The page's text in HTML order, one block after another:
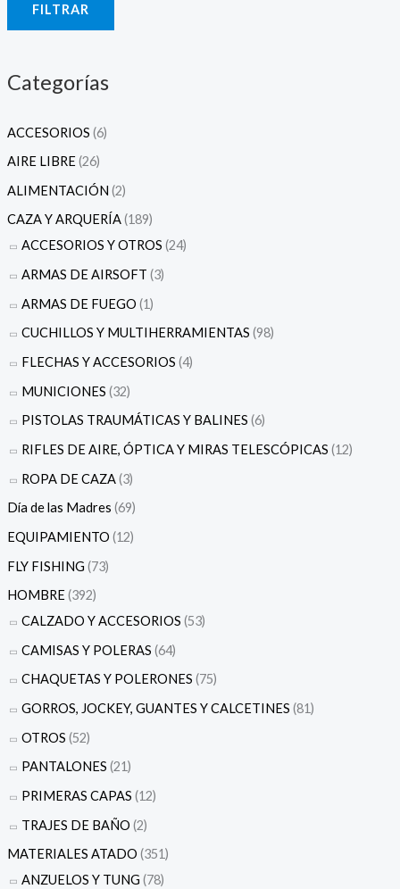
m
FILTRAR
Categorías
ACCESORIOS (6)
AIRE LIBRE(26)
ALIMENTACIÓN (2)
CAZA Y ARQUERÍA(189)
ACCESORIOS Y OTROS (24)
ARMAS DE AIRSOFT (3)
ARMAS DE FUEGO (1)
CUCHILLOS Y MULTIHERRAMIENTAS (98)
FLECHAS Y ACCESORIOS (4)
MUNICIONES (32)
PISTOLAS TRAUMÁTICAS Y BALINES (6)
RIFLES DE AIRE, ÓPTICA Y MIRAS TELESCÓPICAS (12)
ROPA DE CAZA(3)
Día de las Madres (69)
EQUIPAMIENTO (12)
FLY FISHING (73)
HOMBRE(392)
CALZADO Y ACCESORIOS (53)
CAMISAS Y POLERAS (64)
CHAQUETAS Y POLERONES (75)
GORROS, JOCKEY, GUANTES Y CALCETINES (81)
OTROS (52)
PANTALONES (21)
PRIMERAS CAPAS (12)
TRAJES DE BAÑO (2)
MATERIALES ATADO (351)
ANZUELOS Y TUNG (78)